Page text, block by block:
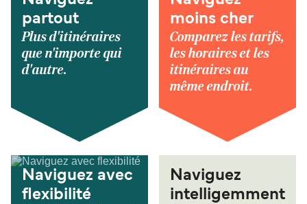
partout
Plus d'itinéraires
que n'importe qui
d'autre.
moins cher
Comparez les tarifs,
les horaires et les
itinéraires au
même endroit.
Naviguez avec
flexibilité
Naviguez
intelligemment